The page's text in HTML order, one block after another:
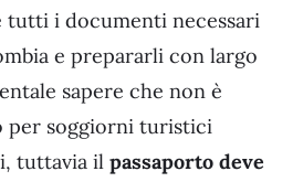
tutti i documenti necessari
e prepararli con largo
sapere che non è
per soggiorni turistici
tuttavia il passaporto deve